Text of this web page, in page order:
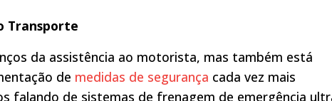
Transporte
da assistência ao motorista, mas também está
de medidas de segurança cada vez mais
falando de sistemas de frenagem de emergência